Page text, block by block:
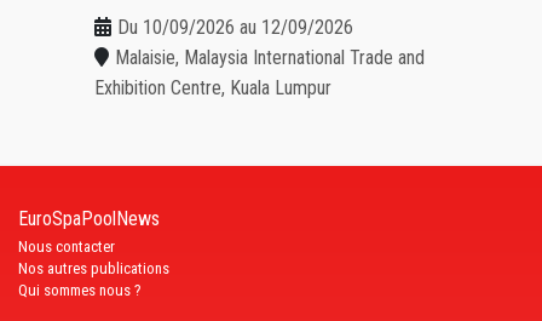
Du 10/09/2026 au 12/09/2026
Malaisie, Malaysia International Trade and
Exhibition Centre, Kuala Lumpur
EuroSpaPoolNews
Nous contacter
Nos autres publications
Qui sommes nous ?